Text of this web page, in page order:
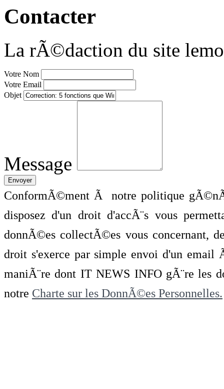
Contacter
La rÃ©daction du site
Votre Nom
Votre Email
Objet
Message
ConformÃ©ment Ã notre politique
disposez d'un droit d'accÃ¨s vous
donnÃ©es collectÃ©es vous concernant,
droit s'exerce par simple envoi d'un
maniÃ¨re dont IT NEWS INFO gÃ¨re les
notre Charte sur les DonnÃ©es Personnelles.